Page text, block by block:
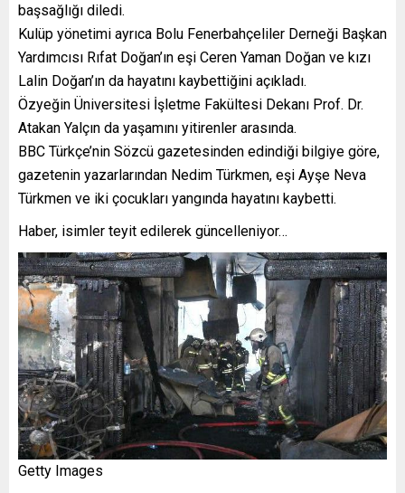
başsağlığı diledi.
Kulüp yönetimi ayrıca Bolu Fenerbahçeliler Derneği Başkan
Yardımcısı Rıfat Doğan’ın eşi Ceren Yaman Doğan ve kızı
Lalin Doğan’ın da hayatını kaybettiğini açıkladı.
Özyeğin Üniversitesi İşletme Fakültesi Dekanı Prof. Dr.
Atakan Yalçın da yaşamını yitirenler arasında.
BBC Türkçe’nin Sözcü gazetesinden edindiği bilgiye göre,
gazetenin yazarlarından Nedim Türkmen, eşi Ayşe Neva
Türkmen ve iki çocukları yangında hayatını kaybetti.
Haber, isimler teyit edilerek güncelleniyor…
Getty Images